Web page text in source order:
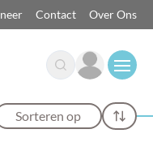
Contact Over Ons
Sorteren op